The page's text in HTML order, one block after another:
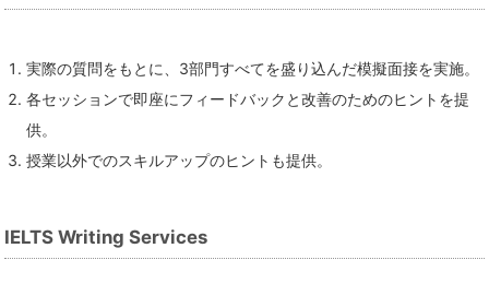
実際の質問をもとに、3部門すべてを盛り込んだ模擬面接を実施。
各セッションで即座にフィードバックと改善のためのヒントを提
供。
授業以外でのスキルアップのヒントも提供。
IELTS Writing Services